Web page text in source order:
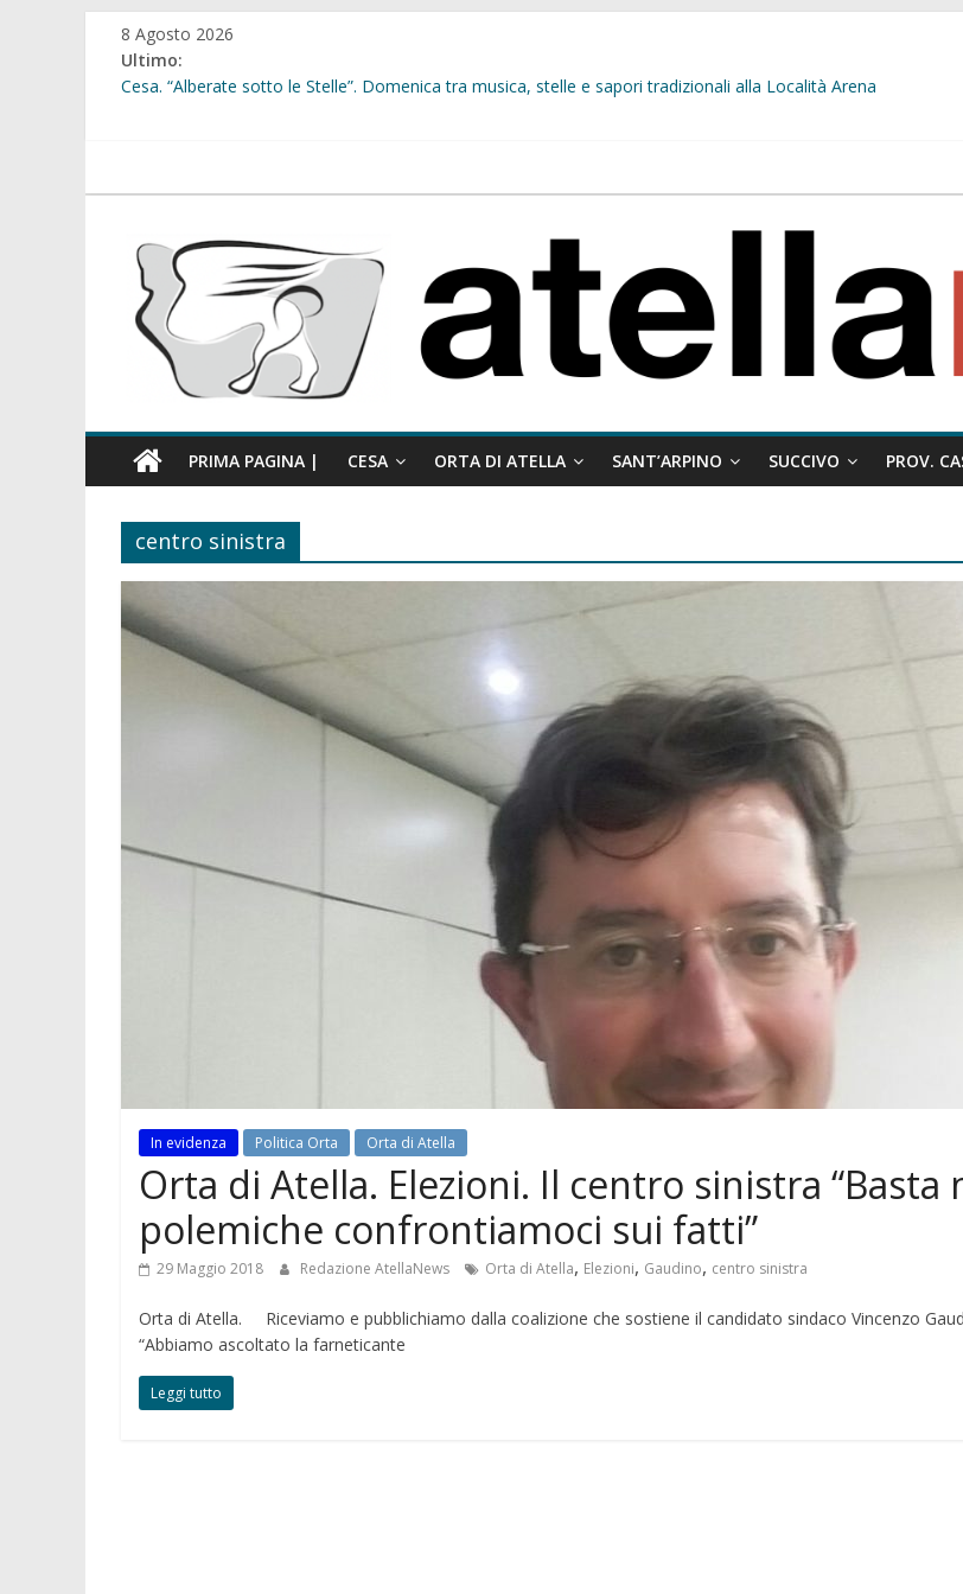
Salta
contenuto
8 Agosto 2026
Ultimo:
Cesa. “Alberate sotto le Stelle”. Domenica tra musica, stelle e sapori tradizionali alla Località Arena
Sant’Arpino. Consiglio comunale del 29 luglio, il gruppo misto:”La verità dei fatti, le bugie hanno le gambe
atellanews.it
PRIMA PAGINA | CESA ORTA DI ATELLA SANT’ARPINO SUCCIVO PROV.
centro sinistra
In evidenza Politica Orta Orta di Atella
Orta di Atella. Elezioni. Il centro sinistra “Basta
polemiche confrontiamoci sui fatti”
29 Maggio 2018 Redazione AtellaNews Orta di Atella, Elezioni, Gaudino, centro sinistra
Orta di Atella. Riceviamo e pubblichiamo dalla coalizione che sostiene il candidato sindaco Vincenzo
“Abbiamo ascoltato la farneticante
Leggi tutto